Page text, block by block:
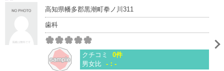
高知県幡多郡黒潮町拳ノ川311
歯科
クチコミ
0件
男女比 -：-